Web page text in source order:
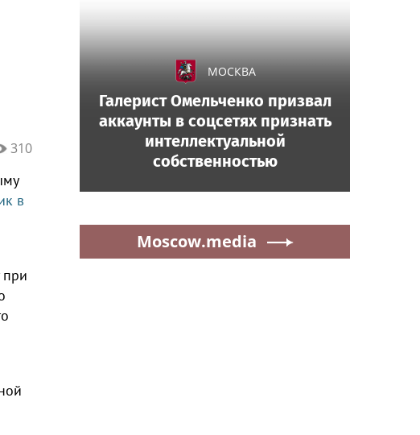
310
в
при
МОСКВА
Галерист Омельченко призвал
аккаунты в соцсетях признать
интеллектуальной
собственностью
Moscow.media